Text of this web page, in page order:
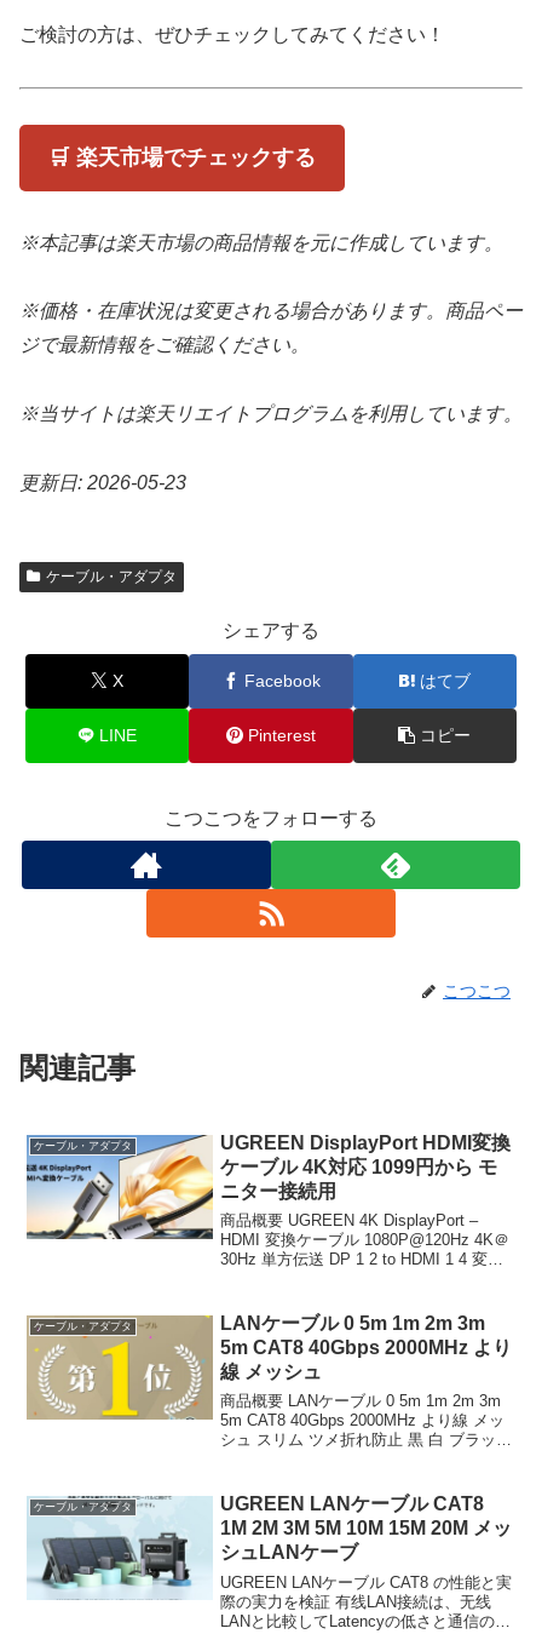
ご検討の方は、ぜひチェックしてみてください！
🛒 楽天市場でチェックする
※本記事は楽天市場の商品情報を元に作成しています。
※価格・在庫状況は変更される場合があります。商品ペー
ジで最新情報をご確認ください。
※当サイトは楽天リエイトプログラムを利用しています。
更新日: 2026-05-23
ケーブル・アダプタ
シェアする
X Facebook はてブ
LINE Pinterest コピー
こつこつをフォローする
こつこつ
関連記事
ケーブル・アダプタ
UGREEN DisplayPort HDMI変換
ケーブル 4K対応 1099円から モ
ニター接続用
商品概要 UGREEN 4K DisplayPort –
HDMI 変換ケーブル 1080P@120Hz 4K＠
30Hz 単方伝送 DP 1 2 to HDMI 1 4 変換
ケーブル・アダプタ
LANケーブル 0 5m 1m 2m 3m
5m CAT8 40Gbps 2000MHz より
線 メッシュ
商品概要 LANケーブル 0 5m 1m 2m 3m
5m CAT8 40Gbps 2000MHz より線 メッ
シュ スリム ツメ折れ防止 黒 白 ブラック
ケーブル・アダプタ
UGREEN LANケーブル CAT8
1M 2M 3M 5M 10M 15M 20M メッ
シュLANケーブ
UGREEN LANケーブル CAT8 の性能と実
際の実力を検証 有线LAN接続は、无线
LANと比較してLatencyの低さと通信の安